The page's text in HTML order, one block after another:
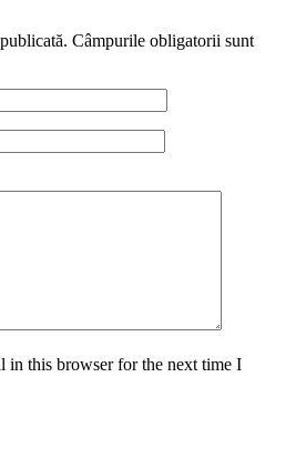
Câmpurile obligatorii sunt
in this browser for the next time I